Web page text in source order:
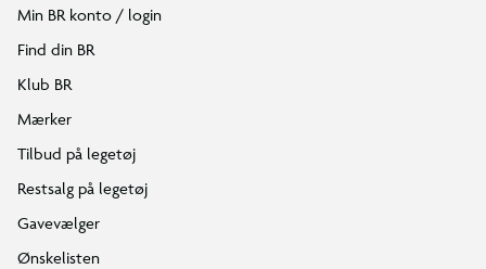
Min BR konto / login
Find din BR
Klub BR
Mærker
Tilbud på legetøj
Restsalg på legetøj
Gavevælger
Ønskelisten